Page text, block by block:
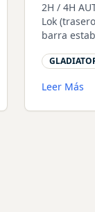
2H / 4H
Lok
barra
Leer Más